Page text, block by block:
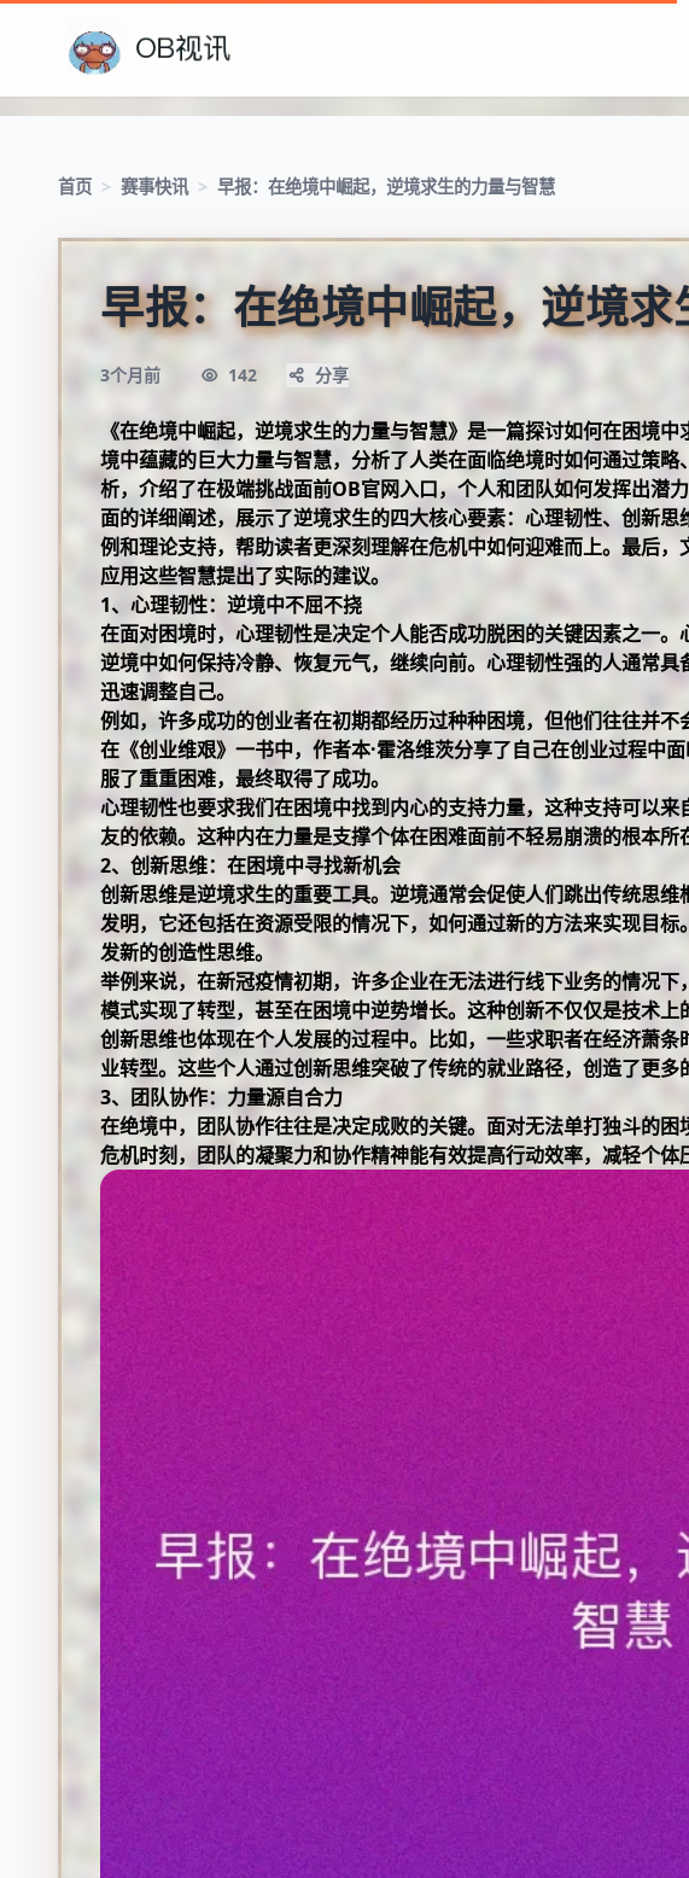
首页 > 赛事快讯 > 早报：在绝境中崛起，逆境求生的力量与智慧
早报：在绝境中崛起，逆境
3个月前 142 分享
《在绝境中崛起，逆境求生的力量与智慧》是一篇探讨如何在困境
境中蕴藏的巨大力量与智慧，分析了人类在面临绝境时如何通过策
析，介绍了在极端挑战面前OB官网入口，个人和团队如何发挥出潜
面的详细阐述，展示了逆境求生的四大核心要素：心理韧性、创新
例和理论支持，帮助读者更深刻理解在危机中如何迎难而上。最后
应用这些智慧提出了实际的建议。
1、心理韧性：逆境中不屈不挠
在面对困境时，心理韧性是决定个人能否成功脱困的关键因素之一
逆境中如何保持冷静、恢复元气，继续向前。心理韧性强的人通常
迅速调整自己。
例如，许多成功的创业者在初期都经历过种种困境，但他们往往并不
在《创业维艰》一书中，作者本·霍洛维茨分享了自己在创业过程中
服了重重困难，最终取得了成功。
心理韧性也要求我们在困境中找到内心的支持力量，这种支持可以
友的依赖。这种内在力量是支撑个体在困难面前不轻易崩溃的根本所
2、创新思维：在困境中寻找新机会
创新思维是逆境求生的重要工具。逆境通常会促使人们跳出传统思
发明，它还包括在资源受限的情况下，如何通过新的方法来实现目
发新的创造性思维。
举例来说，在新冠疫情初期，许多企业在无法进行线下业务的情况
模式实现了转型，甚至在困境中逆势增长。这种创新不仅仅是技术上
创新思维也体现在个人发展的过程中。比如，一些求职者在经济萧
业转型。这些个人通过创新思维突破了传统的就业路径，创造了更多
3、团队协作：力量源自合力
在绝境中，团队协作往往是决定成败的关键。面对无法单打独斗的
危机时刻，团队的凝聚力和协作精神能有效提高行动效率，减轻个体